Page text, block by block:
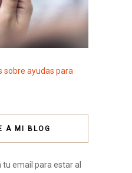
sobre ayudas para
A MI BLOG
email para estar al